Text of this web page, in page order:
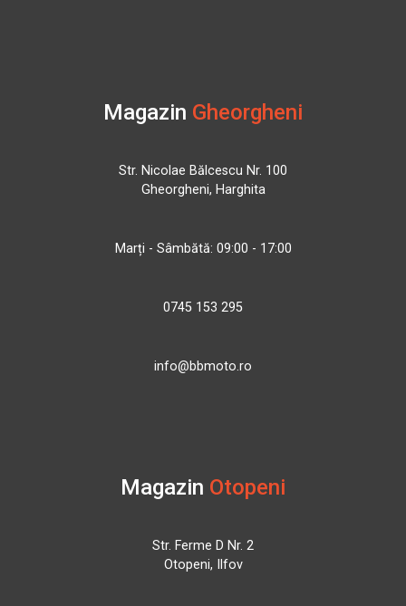
Magazin Gheorgheni
Str. Nicolae Bălcescu Nr. 100
Gheorgheni, Harghita
Marți - Sâmbătă: 09:00 - 17:00
0745 153 295
info@bbmoto.ro
Magazin Otopeni
Str. Ferme D Nr. 2
Otopeni, Ilfov